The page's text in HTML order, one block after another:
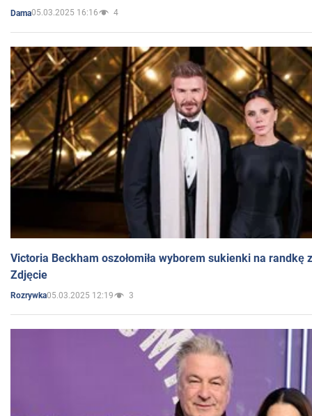
Dama05.03.2025 16:16 4
Victoria Beckham oszołomiła wyborem sukienki na randkę
Zdjęcie
Rozrywka05.03.2025 12:19 3